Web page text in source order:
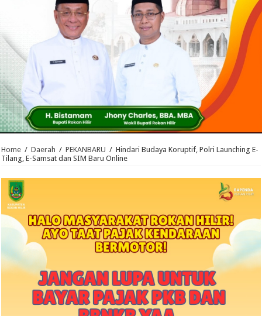
Home / Daerah / PEKANBARU / Hindari Budaya Koruptif, Polri Launching E-
Tilang, E-Samsat dan SIM Baru Online